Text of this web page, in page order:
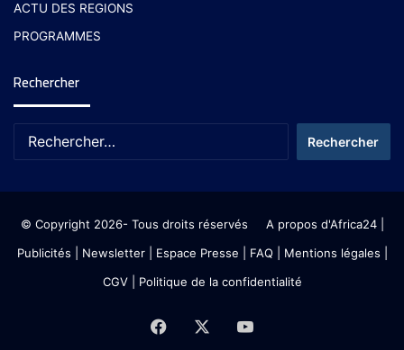
ACTU DES REGIONS
PROGRAMMES
Rechercher
© Copyright 2026- Tous droits réservés A propos d'Africa24|
Publicités
Newsletter| Espace Presse | FAQ | Mentions légales
CGV| Politique de la confidentialité